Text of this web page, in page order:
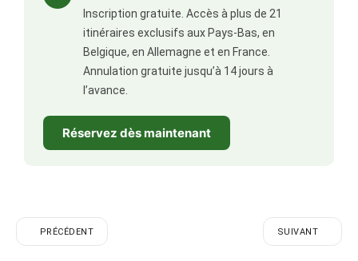
Inscription gratuite. Accès à plus de 21
itinéraires exclusifs aux Pays-Bas, en
Belgique, en Allemagne et en France.
Annulation gratuite jusqu’à 14 jours à
l’avance.
Réservez dès maintenant
PRÉCÉDENT SUIVANT